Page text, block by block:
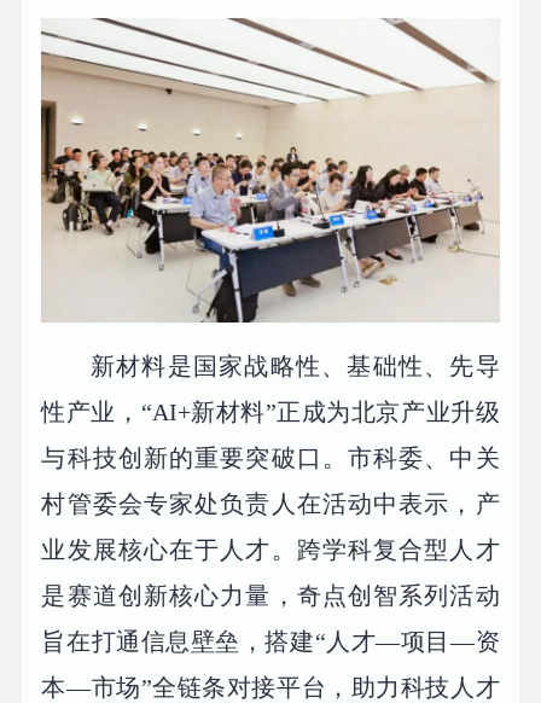
新材料是国家战略性、基础性、先导
性产业，“AI+新材料”正成为北京产业升级
与科技创新的重要突破口。市科委、中关
村管委会专家处负责人在活动中表示，产
业发展核心在于人才。跨学科复合型人才
是赛道创新核心力量，奇点创智系列活动
旨在打通信息壁垒，搭建“人才—项目—资
本—市场”全链条对接平台，助力科技人才